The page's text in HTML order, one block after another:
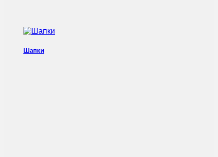
Шапки